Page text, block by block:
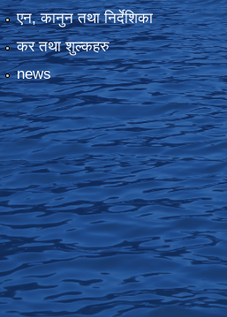
एन, कानुन तथा निर्देशिका
कर तथा शुल्कहरु
news